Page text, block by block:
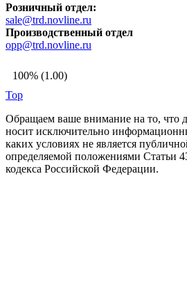
Розничный отдел:
sale@trd.novline.ru
Производственный отдел
opp@trd.novline.ru
100% (1.00)
Top
Обращаем ваше внимание на то, что
носит исключительно
каких условиях не является
определяемой положениями Статьи
кодекса Российской Федерации.